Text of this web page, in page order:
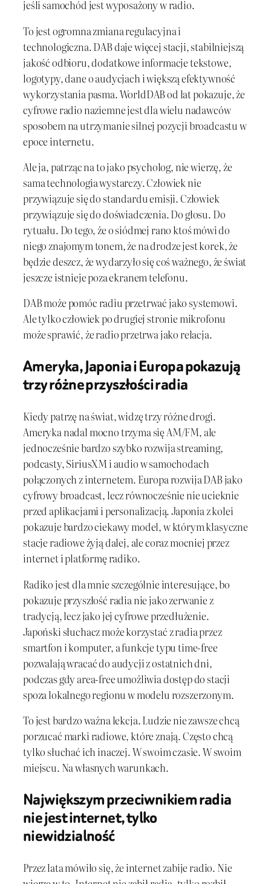
jeśli samochód jest wyposażony w radio.
To jest ogromna zmiana regulacyjna i
technologiczna. DAB daje więcej stacji, stabilniejszą
jakość odbioru, dodatkowe informacje tekstowe,
logotypy, dane o audycjach i większą efektywność
wykorzystania pasma. WorldDAB od lat pokazuje, że
cyfrowe radio naziemne jest dla wielu nadawców
sposobem na utrzymanie silnej pozycji broadcastu w
epoce internetu.
Ale ja, patrząc na to jako psycholog, nie wierzę, że
sama technologia wystarczy. Człowiek nie
przywiązuje się do standardu emisji. Człowiek
przywiązuje się do doświadczenia. Do głosu. Do
rytuału. Do tego, że o siódmej rano ktoś mówi do
niego znajomym tonem, że na drodze jest korek, że
będzie deszcz, że wydarzyło się coś ważnego, że świat
jeszcze istnieje poza ekranem telefonu.
DAB może pomóc radiu przetrwać jako systemowi.
Ale tylko człowiek po drugiej stronie mikrofonu
może sprawić, że radio przetrwa jako relacja.
Ameryka, Japonia i Europa pokazują
trzy różne przyszłości radia
Kiedy patrzę na świat, widzę trzy różne drogi.
Ameryka nadal mocno trzyma się AM/FM, ale
jednocześnie bardzo szybko rozwija streaming,
podcasty, SiriusXM i audio w samochodach
połączonych z internetem. Europa rozwija DAB jako
cyfrowy broadcast, lecz równocześnie nie ucieknie
przed aplikacjami i personalizacją. Japonia z kolei
pokazuje bardzo ciekawy model, w którym klasyczne
stacje radiowe żyją dalej, ale coraz mocniej przez
internet i platformę radiko.
Radiko jest dla mnie szczególnie interesujące, bo
pokazuje przyszłość radia nie jako zerwanie z
tradycją, lecz jako jej cyfrowe przedłużenie.
Japoński słuchacz może korzystać z radia przez
smartfon i komputer, a funkcje typu time-free
pozwalają wracać do audycji z ostatnich dni,
podczas gdy area-free umożliwia dostęp do stacji
spoza lokalnego regionu w modelu rozszerzonym.
To jest bardzo ważna lekcja. Ludzie nie zawsze chcą
porzucać marki radiowe, które znają. Często chcą
tylko słuchać ich inaczej. W swoim czasie. W swoim
miejscu. Na własnych warunkach.
Największym przeciwnikiem radia
nie jest internet, tylko
niewidzialność
Przez lata mówiło się, że internet zabije radio. Nie